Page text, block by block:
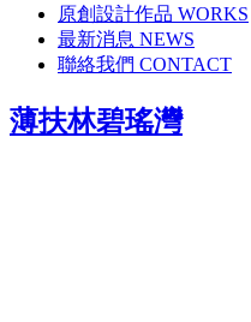
原創設計作品 WORKS
最新消息 NEWS
聯絡我們 CONTACT
薄扶林碧瑤灣